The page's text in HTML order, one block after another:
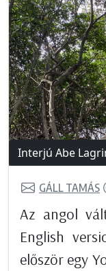
Interjú Abe
GÁLL TAMÁS
Az angol
English
először egy